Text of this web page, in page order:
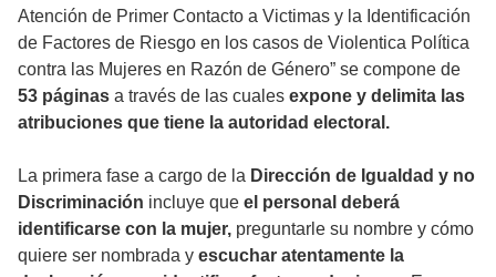
Atención de Primer Contacto a Victimas y la Identificación
de Factores de Riesgo en los casos de Violentica Política
contra las Mujeres en Razón de Género” se compone de
53 páginas a través de las cuales expone y delimita las
atribuciones que tiene la autoridad electoral.
La primera fase a cargo de la Dirección de Igualdad y no
Discriminación incluye que el personal deberá
identificarse con la mujer, preguntarle su nombre y cómo
quiere ser nombrada y escuchar atentamente la